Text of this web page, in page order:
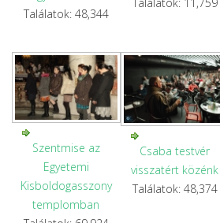
Találatok: 48,344
Találatok: 11,759
Szentmise az
Egyetemi
Kisboldogasszony
templomban
Csaba testvér
visszatért közénk
Találatok: 48,374